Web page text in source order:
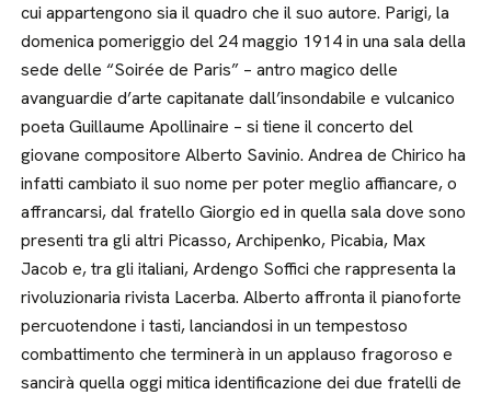
cui appartengono sia il quadro che il suo autore. Parigi, la
domenica pomeriggio del 24 maggio 1914 in una sala della
sede delle “Soirée de Paris” – antro magico delle
avanguardie d’arte capitanate dall’insondabile e vulcanico
poeta Guillaume Apollinaire – si tiene il concerto del
giovane compositore Alberto Savinio. Andrea de Chirico ha
infatti cambiato il suo nome per poter meglio affiancare, o
affrancarsi, dal fratello Giorgio ed in quella sala dove sono
presenti tra gli altri Picasso, Archipenko, Picabia, Max
Jacob e, tra gli italiani, Ardengo Soffici che rappresenta la
rivoluzionaria rivista Lacerba. Alberto affronta il pianoforte
percuotendone i tasti, lanciandosi in un tempestoso
combattimento che terminerà in un applauso fragoroso e
sancirà quella oggi mitica identificazione dei due fratelli de